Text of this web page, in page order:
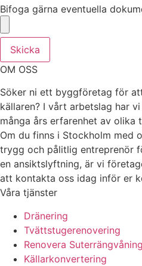
Bifoga gärna eventuella
Skicka
OM OSS
Söker ni ett byggföretag för
källaren? I vårt arbetslag har
många års erfarenhet av olika
Om du finns i Stockholm med
trygg och pålitlig entreprenör
en ansiktslyftning, är vi
att kontakta oss idag inför er
Våra tjänster
Dränering
Tvättstugerenovering
Renovera Suterrängvåning
Källarkonvertering